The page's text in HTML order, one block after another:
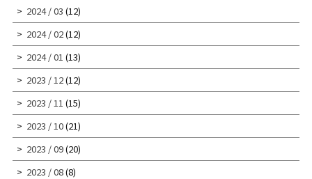
2024 / 03 (12)
2024 / 02(12)
2024 / 01 (13)
2023 / 12(12)
2023 / 11 (15)
2023 / 10(21)
2023 / 09(20)
2023 / 08(8)